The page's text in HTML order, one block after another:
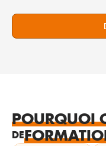
POURQUOI
DE